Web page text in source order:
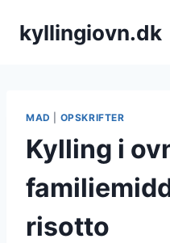
kyllingiovn.dk
MAD OPSKRIFTER
Kylling i
risotto